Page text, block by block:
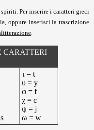
Per inserire i caratteri greci
oppure inserisci la trascrizione
CARATTERI
τ = t
υ = y
φ = f
χ = c
ψ = j
ω = w